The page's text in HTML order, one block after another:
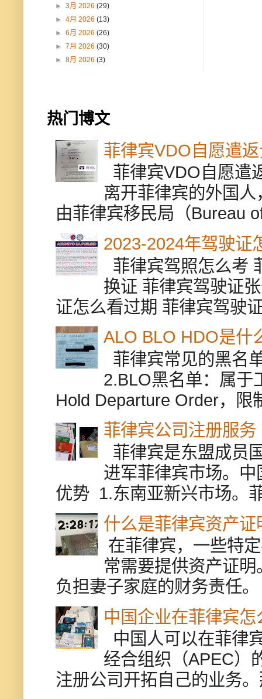
►3月 2026(29)
►4月 2026(13)
►6月 2026(26)
►7月 2026(30)
►8月 2026(3)
热门博文
菲律宾VDO自愿遣
菲律宾VDO自愿遣
离开菲律宾的外国
由菲律宾移民局（Bureau
2023-2024年驾驶证
菲律宾驾照怎么考
换证 菲律宾驾驶证
证怎么看过期 菲律宾驾驶
ALO BLO HDO是什
菲律宾常见的黑名
2.BLO黑名单：属于
Hold Departure Order，限
菲律宾公司注册服务
菲律宾是东盟成员
进军菲律宾市场。
优势 1.东南亚新兴市场。
什么是菲律宾资产证
在菲律宾，一些特
常需要提供资产证
负担妻子家庭的财务责任
中国企业在菲律宾怎
中国人可以在菲律
经合组织（APEC）
注册公司开拓自己的业务